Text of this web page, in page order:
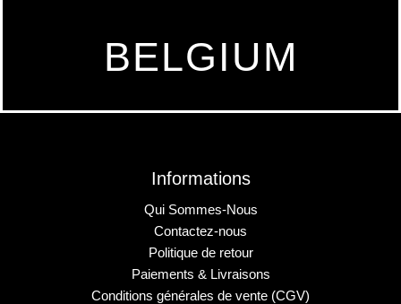
BELGIUM
Informations
Qui Sommes-Nous
Contactez-nous
Politique de retour
Paiements & Livraisons
Conditions générales de vente (CGV)